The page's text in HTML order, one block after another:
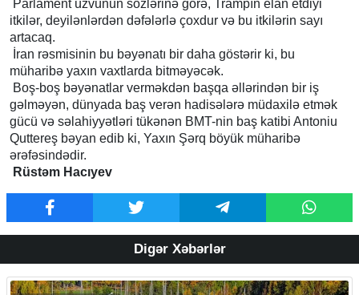
Parlament üzvünün sözlərinə görə, Trampın elan etdiyi
itkilər, deyilənlərdən dəfələrlə çoxdur və bu itkilərin sayı
artacaq.
İran rəsmisinin bu bəyənatı bir daha göstərir ki, bu
müharibə yaxın vaxtlarda bitməyəcək.
Boş-boş bəyənatlar verməkdən başqa əllərindən bir iş
gəlməyən, dünyada baş verən hadisələrə müdaxilə etmək
gücü və səlahiyyətləri tükənən BMT-nin baş katibi Antoniu
Quttereş bəyan edib ki, Yaxın Şərq böyük müharibə
ərəfəsindədir.
Rüstəm Hacıyev
Digər Xəbərlər